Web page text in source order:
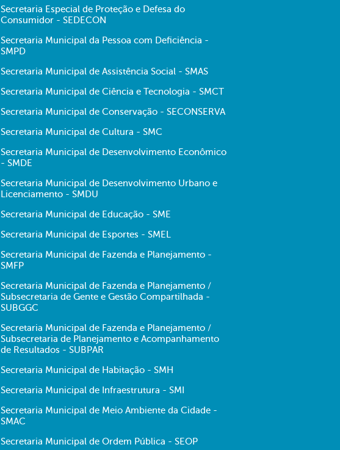
Secretaria Especial de Proteção e Defesa do
Consumidor - SEDECON
Secretaria Municipal da Pessoa com Deficiência -
SMPD
Secretaria Municipal de Assistência Social - SMAS
Secretaria Municipal de Ciência e Tecnologia - SMCT
Secretaria Municipal de Conservação - SECONSERVA
Secretaria Municipal de Cultura - SMC
Secretaria Municipal de Desenvolvimento Econômico
- SMDE
Secretaria Municipal de Desenvolvimento Urbano e
Licenciamento - SMDU
Secretaria Municipal de Educação - SME
Secretaria Municipal de Esportes - SMEL
Secretaria Municipal de Fazenda e Planejamento -
SMFP
Secretaria Municipal de Fazenda e Planejamento /
Subsecretaria de Gente e Gestão Compartilhada -
SUBGGC
Secretaria Municipal de Fazenda e Planejamento /
Subsecretaria de Planejamento e Acompanhamento
de Resultados - SUBPAR
Secretaria Municipal de Habitação - SMH
Secretaria Municipal de Infraestrutura - SMI
Secretaria Municipal de Meio Ambiente da Cidade -
SMAC
Secretaria Municipal de Ordem Pública - SEOP